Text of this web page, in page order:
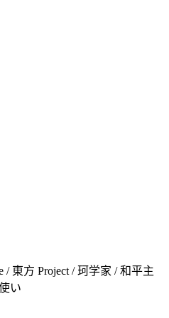
/ 東方 Project / 珂学家 / 和平主
い